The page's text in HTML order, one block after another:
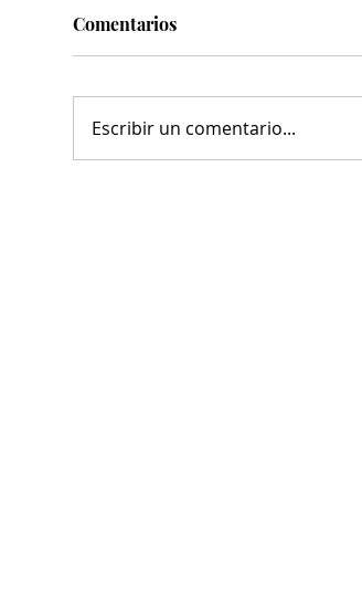
Algo que vale la pena leer
Por: Alberto Boardman Algo anda
entendemos, sino, cuando no
entendemos”. Sergio De Régules. Un
Comentarios
Escribir un comentario...